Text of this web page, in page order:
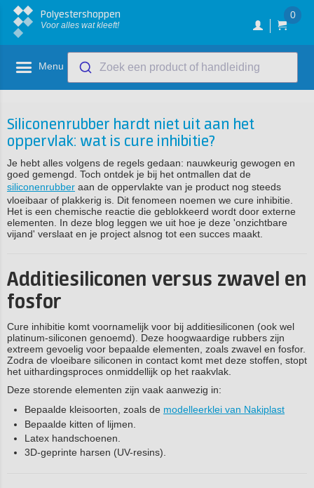
Polyestershoppen
Voor alles wat kleeft!
0
Menu Zoek een product of handleiding
Siliconenrubber hardt niet uit aan het
oppervlak: wat is cure inhibitie?
Je hebt alles volgens de regels gedaan: nauwkeurig gewogen en
goed gemengd. Toch ontdek je bij het ontmallen dat de
siliconenrubber aan de oppervlakte van je product nog steeds
vloeibaar of plakkerig is. Dit fenomeen noemen we cure inhibitie.
Het is een chemische reactie die geblokkeerd wordt door externe
elementen. In deze blog leggen we uit hoe je deze 'onzichtbare
vijand' verslaat en je project alsnog tot een succes maakt.
Additiesiliconen versus zwavel en
fosfor
Cure inhibitie komt voornamelijk voor bij additiesiliconen (ook wel
platinum-siliconen genoemd). Deze hoogwaardige rubbers zijn
extreem gevoelig voor bepaalde elementen, zoals zwavel en fosfor.
Zodra de vloeibare siliconen in contact komt met deze stoffen, stopt
het uithardingsproces onmiddellijk op het raakvlak.
Deze storende elementen zijn vaak aanwezig in:
Bepaalde kleisoorten, zoals de modelleerklei van Nakiplast
Bepaalde kitten of lijmen.
Latex handschoenen.
3D-geprinte harsen (UV-resins).